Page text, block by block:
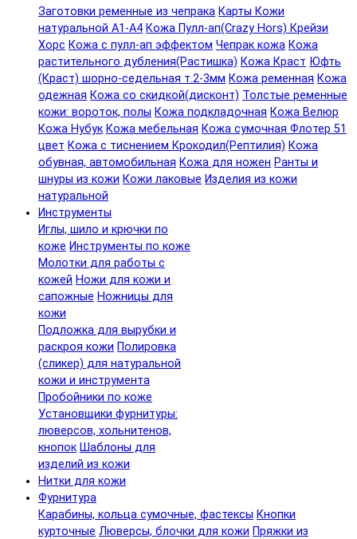
Заготовки ременные из чепрака Карты Кожи
натуральной А1-А4 Кожа Пулл-ап(Crazy Hors) Крейзи
Хорс Кожа с пулл-ап эффектом Чепрак кожа Кожа
растительного дубления(Растишка) Кожа Краст Юфть
(Краст) шорно-седельная т.2-3мм Кожа ременная Кожа
одежная Кожа со скидкой(дисконт) Толстые ременные
кожи: вороток, полы Кожа подкладочная Кожа Велюр
Кожа Нубук Кожа мебельная Кожа сумочная Флотер 51
цвет Кожа с тиснением Крокодил(Рептилия) Кожа
обувная, автомобильная Кожа для ножен Ранты и
шнуры из кожи Кожи лаковые Изделия из кожи
натуральной
Инструменты
Иглы, шило и крючки по
коже Инструменты по коже
Молотки для работы с
кожей Ножи для кожи и
сапожные Ножницы для
кожи
Подложка для вырубки и
раскроя кожи Полировка
(сликер) для натуральной
кожи и инструмента
Пробойники по коже
Установщики фурнитуры:
люверсов, хольнитенов,
кнопок Шаблоны для
изделий из кожи
Нитки для кожи
Фурнитура
Карабины, кольца сумочные, фастексы Кнопки
курточные Люверсы, блочки для кожи Пряжки из